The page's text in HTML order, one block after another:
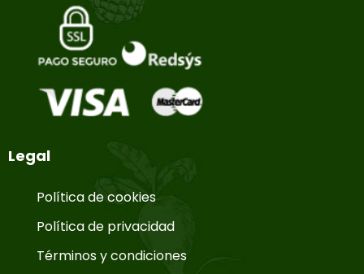
Legal
Política de cookies
Política de privacidad
Términos y condiciones